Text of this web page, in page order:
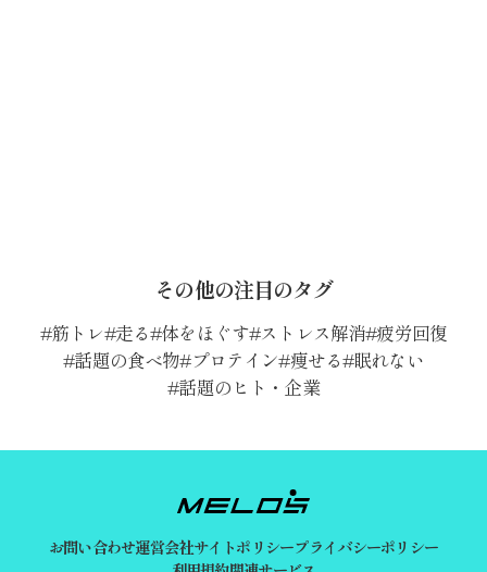
その他の注目のタグ
筋トレ 走る 体をほぐす ストレス解消 疲労回復
話題の食べ物 プロテイン 痩せる 眠れない
話題のヒト・企業
お問い合わせ運営会社サイトポリシープライバシーポリシー